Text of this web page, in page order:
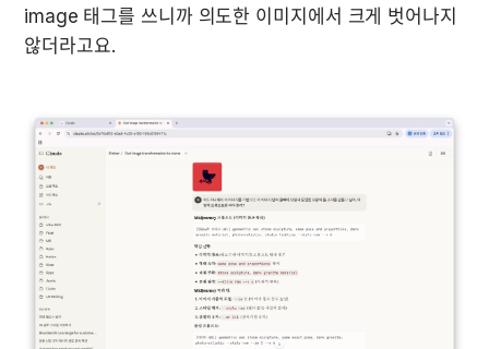
image 태그를 쓰니까 의도한 이미지에서 크게 벗어나지
않더라고요.